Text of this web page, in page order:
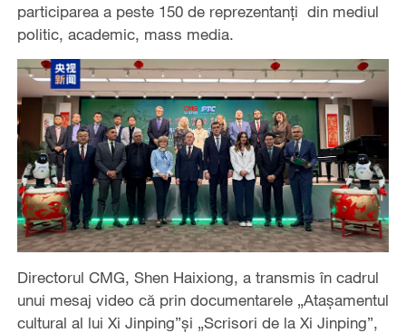
participarea a peste 150 de reprezentanți din mediul
politic, academic, mass media.
Directorul CMG, Shen Haixiong, a transmis în cadrul
unui mesaj video că prin documentarele „Atașamentul
cultural al lui Xi Jinping”și „Scrisori de la Xi Jinping”,